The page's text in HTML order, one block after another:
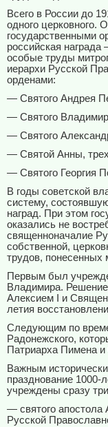
Всего в России до
одного церковного.
государственными
российская
особые труды
иерархи Русской
орденами:
— Святого Андрея
— Святого
— Святого
— Святой Анны,
— Святого Георгия
В годы советской
систему,
наград. При этом
оказались не
священноначалие
собственной,
трудов, понесенных
Первым был
Владимира.
Алексием I и
летия
Следующим по
Радонежского,
Патриарха Пимена и
Важным
празднование 1000-
учреждены сразу
— святого апостола
Русской